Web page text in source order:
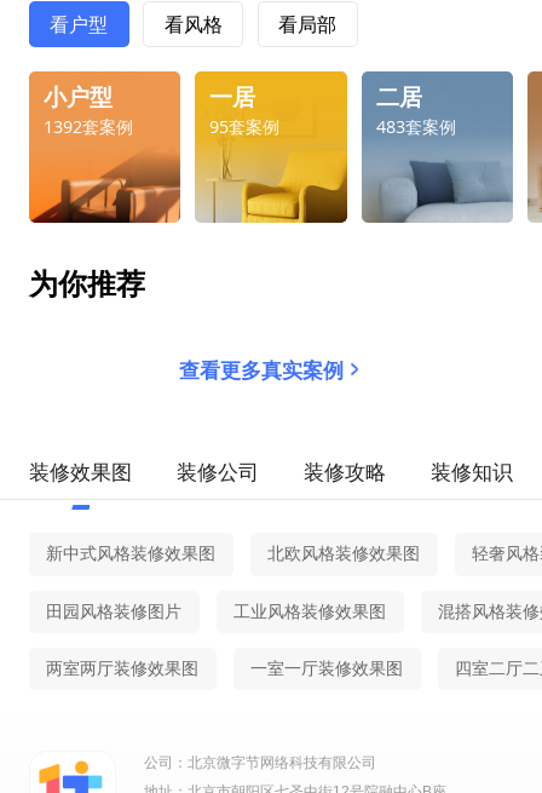
看户型 看风格 看局部
小户型
1392套案例
一居
95套案例
二居
483套案例
为你推荐
查看更多真实案例
装修效果图 装修公司 装修攻略 装修知识
新中式风格装修效果图 北欧风格装修效果图 轻奢风
田园风格装修图片 工业风格装修效果图 混搭风格装
两室两厅装修效果图 一室一厅装修效果图 四室二厅
公司：北京微字节网络科技有限公司